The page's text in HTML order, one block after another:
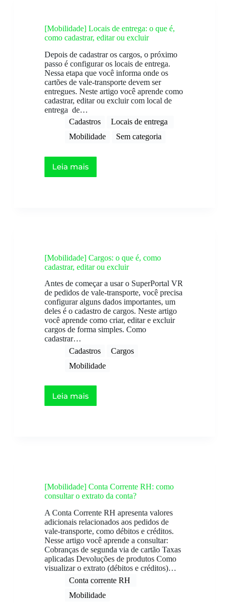
[Mobilidade] Locais de entrega: o que é,
como cadastrar, editar ou excluir
Depois de cadastrar os cargos, o próximo
passo é configurar os locais de entrega.
Nessa etapa que você informa onde os
cartões de vale-transporte devem ser
entregues. Neste artigo você aprende como
cadastrar, editar ou excluir com local de
entrega de…
Cadastros
Locais de entrega ​
Mobilidade
Sem categoria
Leia mais
[Mobilidade] Cargos: o que é, como
cadastrar, editar ou excluir
Antes de começar a usar o SuperPortal VR
de pedidos de vale-transporte, você precisa
configurar alguns dados importantes, um
deles é o cadastro de cargos. Neste artigo
você aprende como criar, editar e excluir
cargos de forma simples. Como
cadastrar…
Cadastros
Cargos
Mobilidade
Leia mais
[Mobilidade] Conta Corrente RH: como
consultar o extrato da conta?
A Conta Corrente RH apresenta valores
adicionais relacionados aos pedidos de
vale-transporte, como débitos e créditos.
Nesse artigo você aprende a consultar:
Cobranças de segunda via de cartão Taxas
aplicadas Devoluções de produtos Como
visualizar o extrato (débitos e créditos)…
Conta corrente RH ​
Mobilidade